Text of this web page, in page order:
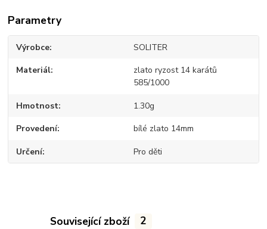
Parametry
Výrobce SOLITER
Materiál
zlato ryzost 14 karátů
585/1000
Hmotnost 1.30g
Provedení bílé zlato 14mm
Určení Pro děti
Související zboží 2